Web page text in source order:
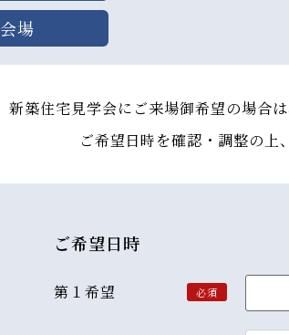
会場
新築住宅見学会にご来場御希望の場合
ご希望日時を確認・調整の
ご希望日時
第１希望 必須